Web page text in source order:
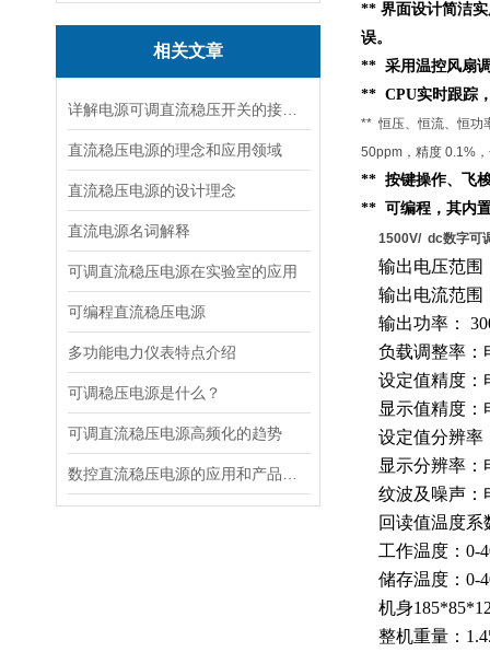
相关文章
直流稳压电源的理念和应用领域
直流稳压电源的设计理念
直流电源名词解释
可调直流稳压电源在实验室的应用
可编程直流稳压电源
多功能电力仪表特点介绍
可调稳压电源是什么？
可调直流稳压电源高频化的趋势
** 界面设计简洁
误。
** 采用温控风扇
** CPU实时跟踪
** 恒压、恒流、恒功
50ppm，精度 0.1%
** 按键操作、飞
** 可编程，其内
1500V/ dc数字可
输出电压范围
输出电流范围
输出功率：
负载调整率：
设定值精度：
显示值精度：
设定值分辨率
显示分辨率：
纹波及噪声：
回读值温度系
工作温度： 0-
储存温度： 0-
机身
整机重量：